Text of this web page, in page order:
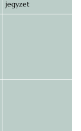
jegyzet